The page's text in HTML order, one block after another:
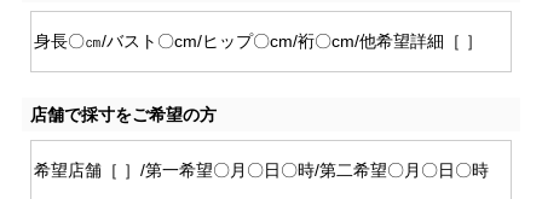
店舗で採寸をご希望の方